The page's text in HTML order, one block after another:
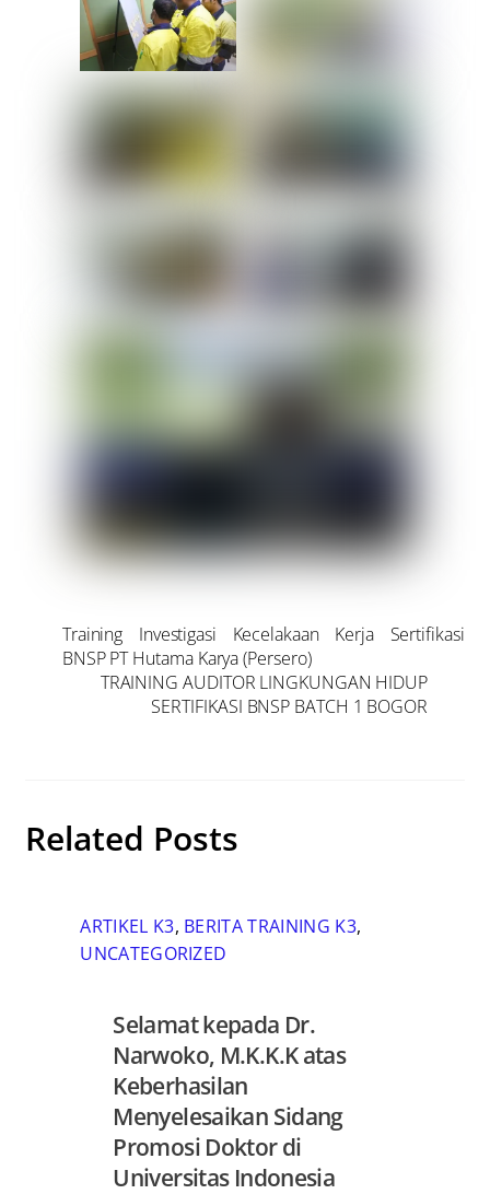
Training Investigasi Kecelakaan Kerja Sertifikasi
BNSP PT Hutama Karya (Persero)
TRAINING AUDITOR LINGKUNGAN HIDUP
SERTIFIKASI BNSP BATCH 1 BOGOR
Related Posts
ARTIKEL K3, BERITA TRAINING K3,
UNCATEGORIZED
Selamat kepada Dr.
Narwoko, M.K.K.K atas
Keberhasilan
Menyelesaikan Sidang
Promosi Doktor di
Universitas Indonesia